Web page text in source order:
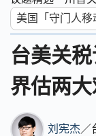
台美关
界估两
刘宪杰 ／